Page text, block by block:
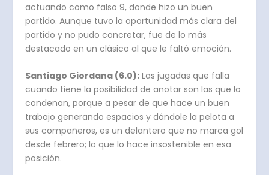
actuando como falso 9, donde hizo un buen
partido. Aunque tuvo la oportunidad más clara del
partido y no pudo concretar, fue de lo más
destacado en un clásico al que le faltó emoción.
Santiago Giordana (6.0): Las jugadas que falla
cuando tiene la posibilidad de anotar son las que lo
condenan, porque a pesar de que hace un buen
trabajo generando espacios y dándole la pelota a
sus compañeros, es un delantero que no marca gol
desde febrero; lo que lo hace insostenible en esa
posición.